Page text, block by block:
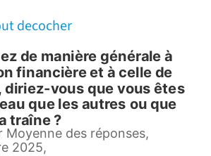
decocher
de
des réponses, France,
vous pensez de manière générale à votre
de manière générale à
financière et à celle de
diriez-vous que vous êtes
que les autres ou que
traîne ?
Moyenne des réponses,
2025,